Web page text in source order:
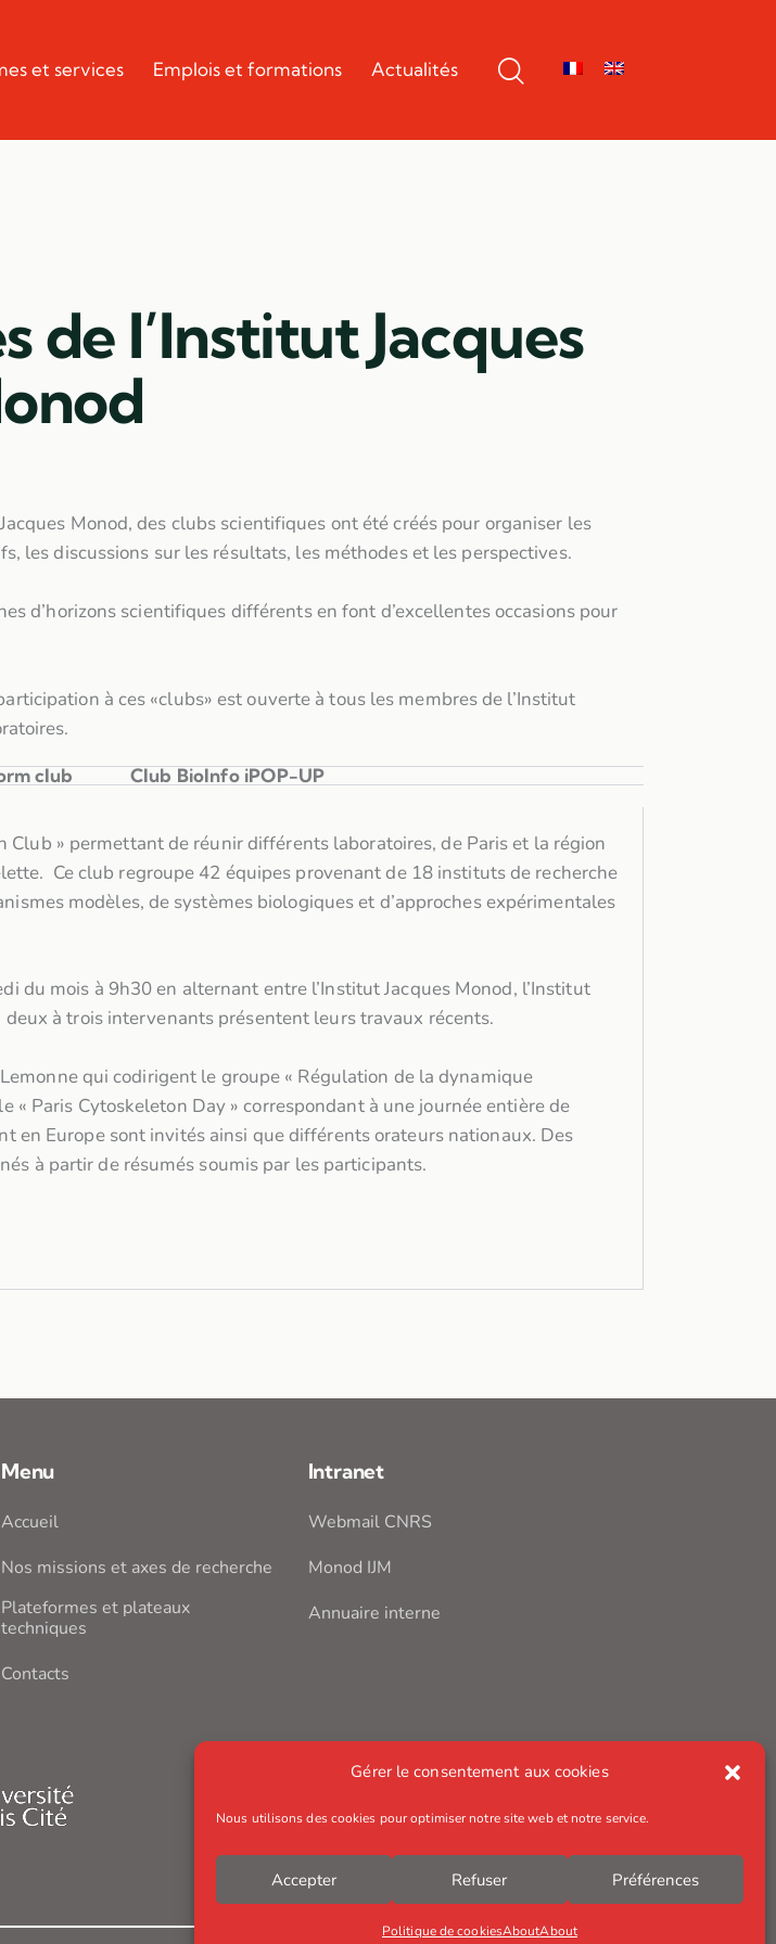
Gérer le consentement aux cookies
Nous utilisons des cookies pour optimiser notre site web et notre service.
Accepter Refuser Préférences
Politique de cookiesAboutAbout
et services Emplois et formations Actualités
de l’Institut Jacques
Monod, des clubs scientifiques ont été créés pour organiser les
les discussions sur les résultats, les méthodes et les perspectives.
d’horizons scientifiques différents en font d’excellentes occasions pour
à ces «clubs» est ouverte à tous les membres de l’Institut
club Club BioInfo iPOP-UP
» permettant de réunir différents laboratoires, de Paris et la région
Ce club regroupe 42 équipes provenant de 18 instituts de recherche
modèles, de systèmes biologiques et d’approches expérimentales
du mois à 9h30 en alternant entre l’Institut Jacques Monod, l’Institut
à trois intervenants présentent leurs travaux récents.
qui codirigent le groupe « Régulation de la dynamique
« Paris Cytoskeleton Day » correspondant à une journée entière de
en Europe sont invités ainsi que différents orateurs nationaux. Des
à partir de résumés soumis par les participants.
Menu
Accueil
Nos missions et axes de recherche
Plateformes et plateaux
techniques
Contacts
Intranet
Webmail CNRS
Monod IJM
Annuaire interne